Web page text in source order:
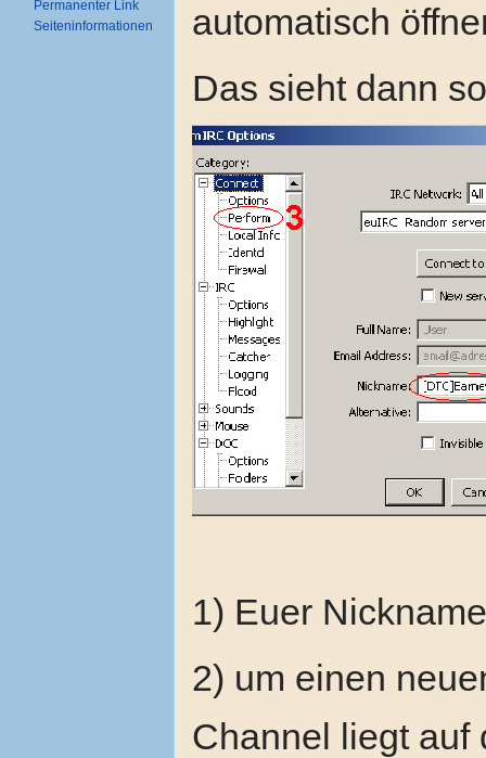
automatisch
Das sieht dann
1) Euer Nickname
2) um einen
Channel liegt auf
Permanenter Link
Seiten­informationen